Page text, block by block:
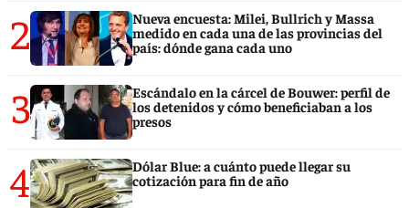
2
Nueva encuesta: Milei, Bullrich y Massa
medido en cada una de las provincias del
país: dónde gana cada uno
3
Escándalo en la cárcel de Bouwer: perfil de
los detenidos y cómo beneficiaban a los
presos
4
Dólar Blue: a cuánto puede llegar su
cotización para fin de año